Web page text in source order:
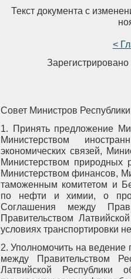
Текст документа с
<
Совет Министров
1. Принять предложение
Министерством
экономических связей,
Министерством
Министерством финансов,
таможенным комитетом и
по нефти и химии, о
Соглашения между
Правительством
условиях транспортировки
2. Уполномочить на
между Правительством
Латвийской Республики